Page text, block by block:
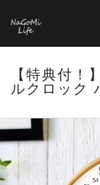
【特典付！
ルクロック